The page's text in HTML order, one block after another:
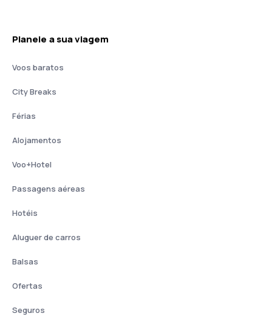
Planeie a sua viagem
Voos baratos
City Breaks
Férias
Alojamentos
Voo+Hotel
Passagens aéreas
Hotéis
Aluguer de carros
Balsas
Ofertas
Seguros